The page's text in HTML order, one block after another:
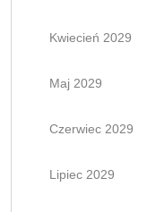
Kwiecień 2029
Maj 2029
Czerwiec 2029
Lipiec 2029